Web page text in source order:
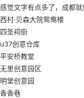
感觉文字有点多了，成都就
西村·贝森大院鸳鸯楼
四圣祠街
u37创意仓库
平安桥教堂
无里创意园区
明堂创意园
香香巷